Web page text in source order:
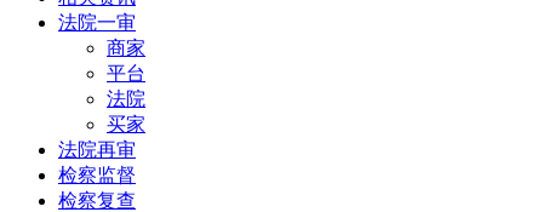
法院一审
商家
平台
法院
买家
法院再审
检察监督
检察复查